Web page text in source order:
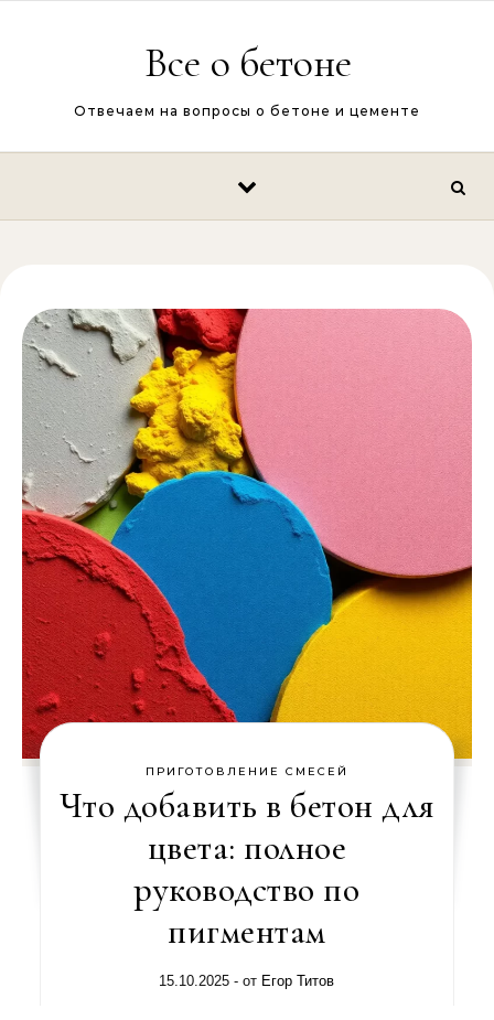
Все о бетоне
Отвечаем на вопросы о бетоне и цементе
ПРИГОТОВЛЕНИЕ СМЕСЕЙ
Что добавить в бетон для
цвета: полное
руководство по
пигментам
15.10.2025 - от Егор Титов